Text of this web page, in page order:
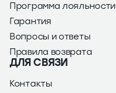
Программа лояльности
Гарантия
Вопросы и ответы
Правила возврата
ДЛЯ СВЯЗИ
Контакты